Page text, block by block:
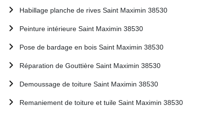
Habillage planche de rives Saint Maximin 38530
Peinture intérieure Saint Maximin 38530
Pose de bardage en bois Saint Maximin 38530
Réparation de Gouttière Saint Maximin 38530
Demoussage de toiture Saint Maximin 38530
Remaniement de toiture et tuile Saint Maximin 38530